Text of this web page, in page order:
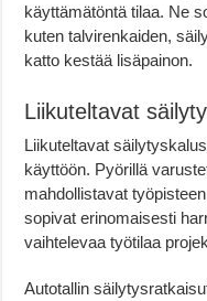
käyttämätöntä tilaa. Ne
kuten talvirenkaiden,
katto kestää lisäpainon.
Liikuteltavat
Liikuteltavat
käyttöön. Pyörillä
mahdollistavat
sopivat erinomaisesti
vaihtelevaa työtilaa
Autotallin